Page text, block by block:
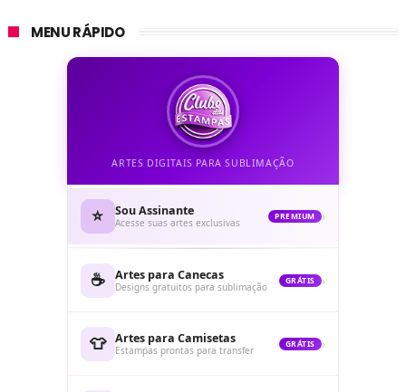
MENU RÁPIDO
ARTES DIGITAIS PARA SUBLIMAÇÃO
⭐ Sou Assinante
Acesse suas artes exclusivas
PREMIUM ›
☕ Artes para Canecas
Designs gratuitos para sublimação
GRÁTIS ›
👕 Artes para Camisetas
Estampas prontas para transfer
GRÁTIS ›